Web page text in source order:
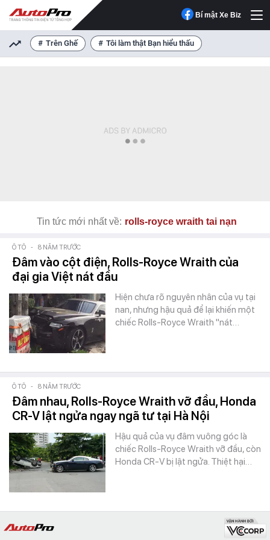
Bí mật Xe Biz
Trên Ghế Tôi làm thật Bạn hiểu thấu
Tin tức mới nhất về: rolls-royce wraith tai nạn
Ô TÔ - 8 NĂM TRƯỚC
Đâm vào cột điện, Rolls-Royce Wraith của
đại gia Việt nát đầu
Hiện chưa rõ nguyên nhân của vụ tại
nan, nhưng hậu quả để lại khiến một
chiếc Rolls-Royce Wraith "nát…
Ô TÔ - 8 NĂM TRƯỚC
Đâm nhau, Rolls-Royce Wraith vỡ đầu, Honda
CR-V lật ngửa ngay ngã tư tại Hà Nội
Hậu quả của vụ đâm vuông góc là
chiếc Rolls-Royce Wraith vỡ đầu, còn
Honda CR-V bị lật ngửa. Thiệt hại…